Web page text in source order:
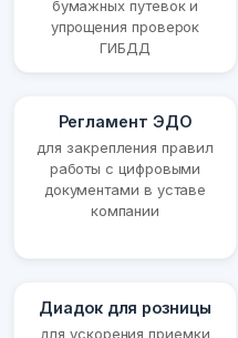
бумажных путевок и
упрощения проверок
ГИБДД
Регламент ЭДО
для закрепления правил
работы с цифровыми
документами в уставе
компании
Диадок для розницы
для ускорения приемки